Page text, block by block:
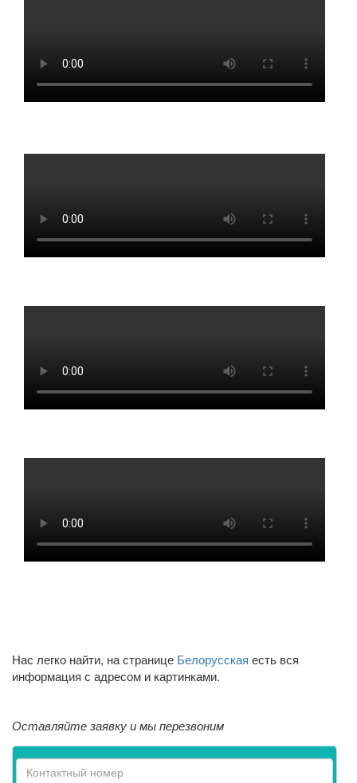
Нас легко найти, на странице Белорусская есть вся
информация с адресом и картинками.
Оставляйте заявку и мы перезвоним